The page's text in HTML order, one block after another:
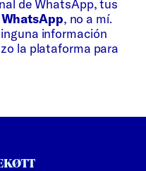
de WhatsApp, tus
, no a mí.
información
la plataforma para